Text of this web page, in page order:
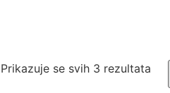
Prikazuje se svih 3 rezultata